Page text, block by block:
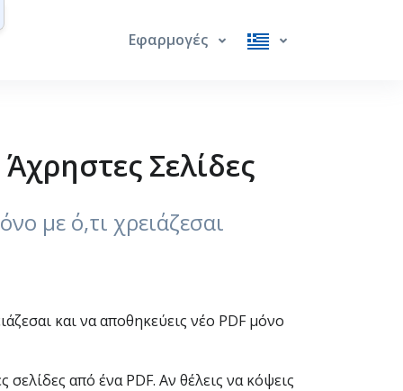
Εφαρμογές
Σελίδες
με ό,τι χρειάζεσαι
και να αποθηκεύεις νέο PDF μόνο
από ένα PDF. Αν θέλεις να κόψεις